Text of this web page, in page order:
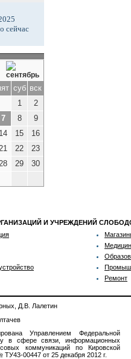
сейчас
суб вск
1
2
7 8
9
14 15
16
22
23
29
30
И УЧРЕЖДЕНИЙ
Ремонт
Д.В. Лалетин
Управлением Федеральной
в сфере связи, информационных
коммуникаций по Кировской
00447 от 25 декабря 2012 г.